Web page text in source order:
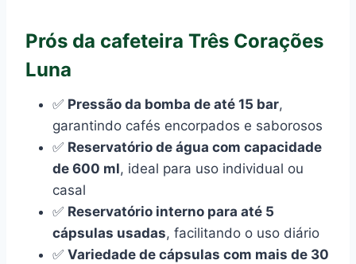
Prós da cafeteira Três Corações
Luna
✅ Pressão da bomba de até 15 bar,
garantindo cafés encorpados e saborosos
✅ Reservatório de água com capacidade
de 600 ml, ideal para uso individual ou
casal
✅ Reservatório interno para até 5
cápsulas usadas, facilitando o uso diário
✅ Variedade de cápsulas com mais de 30